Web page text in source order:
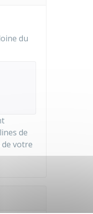
du
de
votre